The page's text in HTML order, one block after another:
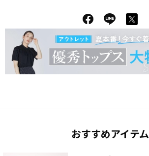
おすすめアイテム